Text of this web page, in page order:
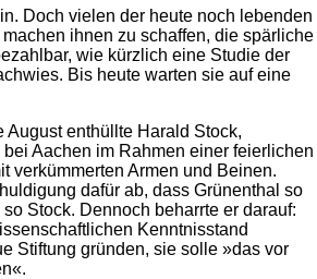
Doch vielen der heute noch lebenden
ihnen zu schaffen, die spärliche
wie kürzlich eine Studie der
Bis heute warten sie auf eine
enthüllte Harald Stock,
Aachen im Rahmen einer feierlichen
verkümmerten Armen und Beinen.
dafür ab, dass Grünen­thal so
Stock. Dennoch beharrte er darauf:
Kenntnisstand
Stiftung gründen, sie solle »das vor